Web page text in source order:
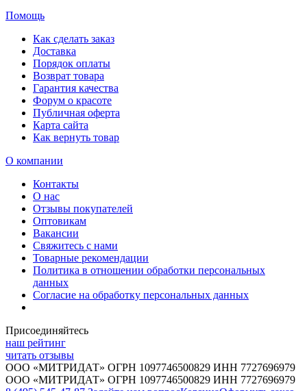
Помощь
Как сделать заказ
Доставка
Порядок оплаты
Возврат товара
Гарантия качества
Форум о красоте
Публичная оферта
Карта сайта
Как вернуть товар
О компании
Контакты
О нас
Отзывы покупателей
Оптовикам
Вакансии
Свяжитесь с нами
Товарные рекомендации
Политика в отношении обработки персональных
данных
Согласие на обработку персональных данных
Присоединяйтесь
наш рейтинг
читать отзывы
ООО «МИТРИДАТ» ОГРН 1097746500829 ИНН 7727696979
ООО «МИТРИДАТ» ОГРН 1097746500829 ИНН 7727696979